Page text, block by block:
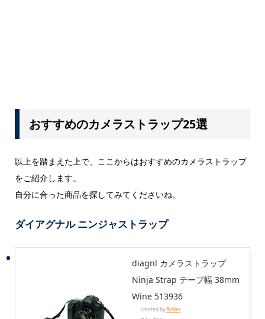
おすすめのカメラストラップ25選
以上を踏まえた上で、ここからはおすすめのカメラストラップ
をご紹介します。
自分に合った商品を探してみてくださいね。
ダイアグナル ニンジャストラップ
diagnl カメラストラップ
Ninja Strap テープ幅 38mm
Wine 513936
created byRinker